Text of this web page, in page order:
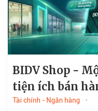
BIDV Shop -
tiện ích bán
Tài chính - Ngân hàng